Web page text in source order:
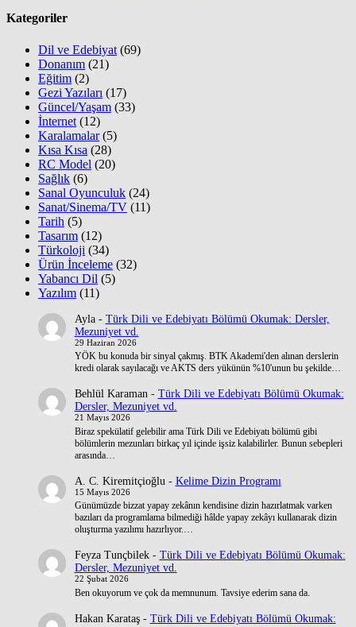
Kategoriler
Dil ve Edebiyat (69)
Donanım (21)
Eğitim (2)
Gezi Yazıları (17)
Güncel/Yaşam (33)
İnternet (12)
Karalamalar(5)
Kısa Kısa (28)
RC Model (20)
Sağlık (6)
Sanal Oyunculuk (24)
Sanat/Sinema/TV (11)
Tarih (5)
Tasarım (12)
Türkoloji (34)
Ürün İnceleme (32)
Yabancı Dil (5)
Yazılım (11)
Ayla- Türk Dili ve Edebiyatı Bölümü Okumak: Dersler,
Mezuniyet vd.
29 Haziran 2026
YÖK bu konuda bir sinyal çakmış. BTK Akademi'den alınan derslerin
kredi olarak sayılacağı ve AKTS ders yükünün %10'unun bu şekilde…
Behlül Karaman- Türk Dili ve Edebiyatı Bölümü Okumak:
Dersler, Mezuniyet vd.
21 Mayıs 2026
Biraz spekülatif gelebilir ama Türk Dili ve Edebiyatı bölümü gibi
bölümlerin mezunları birkaç yıl içinde işsiz kalabilirler. Bunun sebepleri
arasında…
A. C. Kiremitçioğlu - Kelime Dizin Programı
15 Mayıs 2026
Günümüzde bizzat yapay zekânın kendisine dizin hazırlatmak varken
bazıları da programlama bilmediği hâlde yapay zekâyı kullanarak dizin
oluşturma yazılımı hazırlıyor.…
Feyza Tunçbilek- Türk Dili ve Edebiyatı Bölümü Okumak:
Dersler, Mezuniyet vd.
22 Şubat 2026
Ben okuyorum ve çok da memnunum. Tavsiye ederim sana da.
Hakan Karataş- Türk Dili ve Edebiyatı Bölümü Okumak: